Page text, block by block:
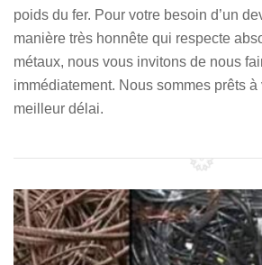
poids du fer. Pour votre besoin d’un
manière très honnête qui respecte
métaux, nous vous invitons de nous
immédiatement. Nous sommes prêts
meilleur délai.